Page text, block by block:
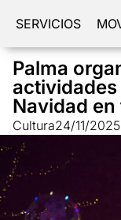
SERVICIOS
Palma
Navidad
Cultura24/11/2025